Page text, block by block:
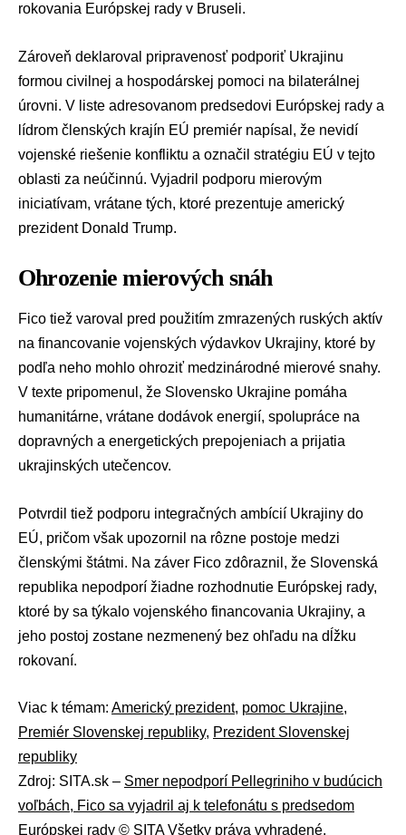
rokovania Európskej rady v Bruseli.
Zároveň deklaroval pripravenosť podporiť Ukrajinu
formou civilnej a hospodárskej pomoci na bilaterálnej
úrovni. V liste adresovanom predsedovi Európskej rady a
lídrom členských krajín EÚ premiér napísal, že nevidí
vojenské riešenie konfliktu a označil stratégiu EÚ v tejto
oblasti za neúčinnú. Vyjadril podporu mierovým
iniciatívam, vrátane tých, ktoré prezentuje americký
prezident Donald Trump.
Ohrozenie mierových snáh
Fico tiež varoval pred použitím zmrazených ruských aktív
na financovanie vojenských výdavkov Ukrajiny, ktoré by
podľa neho mohlo ohroziť medzinárodné mierové snahy.
V texte pripomenul, že Slovensko Ukrajine pomáha
humanitárne, vrátane dodávok energií, spolupráce na
dopravných a energetických prepojeniach a prijatia
ukrajinských utečencov.
Potvrdil tiež podporu integračných ambícií Ukrajiny do
EÚ, pričom však upozornil na rôzne postoje medzi
členskými štátmi. Na záver Fico zdôraznil, že Slovenská
republika nepodporí žiadne rozhodnutie Európskej rady,
ktoré by sa týkalo vojenského financovania Ukrajiny, a
jeho postoj zostane nezmenený bez ohľadu na dĺžku
rokovaní.
Viac k témam: Americký prezident, pomoc Ukrajine,
Premiér Slovenskej republiky, Prezident Slovenskej
republiky
Zdroj: SITA.sk – Smer nepodporí Pellegriniho v budúcich
voľbách, Fico sa vyjadril aj k telefonátu s predsedom
Európskej rady © SITA Všetky práva vyhradené.